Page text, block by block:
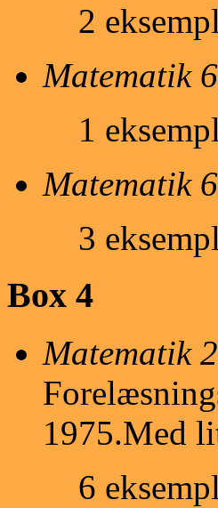
2
Matematik
1
Matematik
3
Box 4
Matematik
1975.Med
6